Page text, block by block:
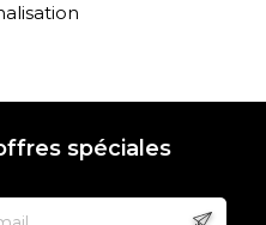
spéciales